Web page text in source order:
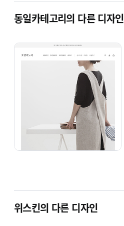
동일카테고리의 다른 디자인
위스킨의 다른 디자인